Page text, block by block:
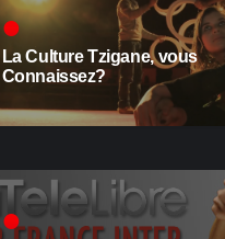
La Culture Tzigane, vous
Connaissez?